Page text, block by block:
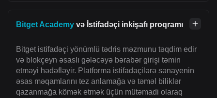
Bitget Academy və İstifadəçi inkişafı proqramı
Bitget istifadəçi yönümlü tədris məzmunu təqdim edir
və blokçeyn əsaslı gələcəyə bərabər girişi təmin
etməyi hədəfləyir. Platforma istifadəçilərə sənayenin
əsas məqamlarını tez anlamağa və təməl biliklər
qazanmağa kömək etmək üçün mütəmadi olaraq